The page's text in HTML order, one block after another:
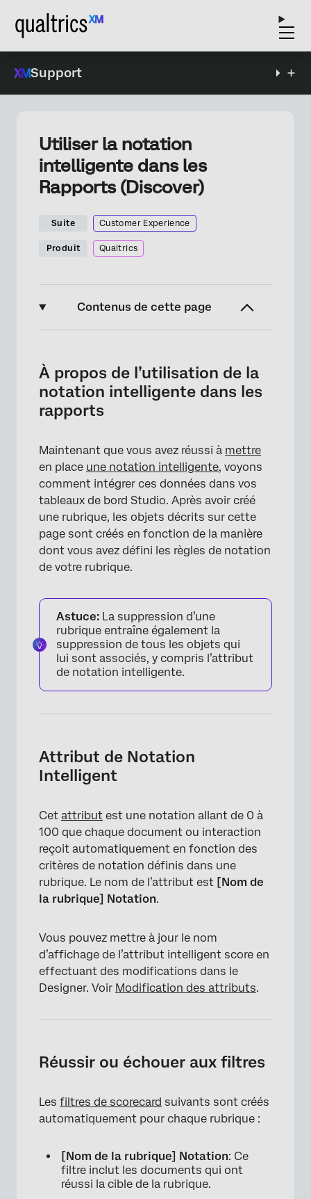
Support
Utiliser la notation
intelligente dans les
Rapports (Discover)
Suite Customer Experience
Produit Qualtrics
Contenus de cette page
Attribut de Notation Intelligent
Réussir ou échouer aux filtres
Alerte de scorecard
À propos de l’utilisation de la
notation intelligente dans les
rapports
Maintenant que vous avez réussi à mettre
en place une notation intelligente, voyons
comment intégrer ces données dans vos
tableaux de bord Studio. Après avoir créé
une rubrique, les objets décrits sur cette
page sont créés en fonction de la manière
dont vous avez défini les règles de notation
de votre rubrique.
Astuce: La suppression d’une
rubrique entraîne également la
suppression de tous les objets qui
lui sont associés, y compris l’attribut
de notation intelligente.
Attribut de Notation
Intelligent
Cet attribut est une notation allant de 0 à
100 que chaque document ou interaction
reçoit automatiquement en fonction des
critères de notation définis dans une
rubrique. Le nom de l’attribut est [Nom de
la rubrique] Notation.
Vous pouvez mettre à jour le nom
d’affichage de l’attribut intelligent score en
effectuant des modifications dans le
Designer. Voir Modification des attributs.
Réussir ou échouer aux filtres
Les filtres de scorecard suivants sont créés
automatiquement pour chaque rubrique :
[Nom de la rubrique] Notation: Ce
filtre inclut les documents qui ont
réussi la cible de la rubrique.